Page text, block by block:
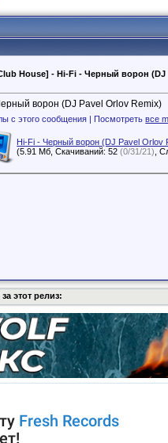
House] - Hi-Fi - Черный ворон (DJ
ворон (DJ Pavel Orlov Remix)
Файлы с этого сообщения | Посмотретьвсе
Hi-Fi - Черный ворон (DJ Pavel Orlov
(5.91 Мб, Скачиваний: 52(0/31/21)
этот релиз: